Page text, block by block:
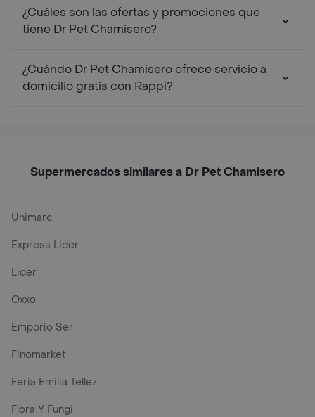
¿Cuáles son las ofertas y promociones que
tiene Dr Pet Chamisero?
¿Cuándo Dr Pet Chamisero ofrece servicio a
domicilio gratis con Rappi?
Supermercados similares a Dr Pet Chamisero
Unimarc
Express Lider
Lider
Oxxo
Emporio Ser
Finomarket
Feria Emilia Tellez
Flora Y Fungi